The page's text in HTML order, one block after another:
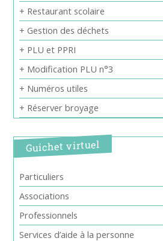
+ Restaurant scolaire
+ Gestion des déchets
+ PLU et PPRI
+ Modification PLU n°3
+ Numéros utiles
+ Réserver broyage
Guichet virtuel
Particuliers
Associations
Professionnels
Services d’aide à la personne